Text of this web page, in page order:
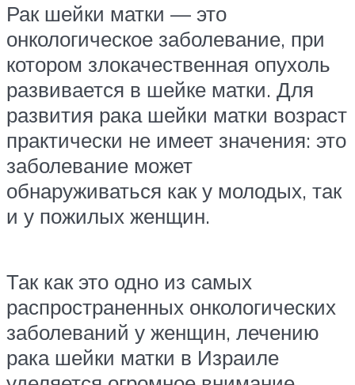
Рак шейки матки — это
онкологическое заболевание, при
котором злокачественная опухоль
развивается в шейке матки. Для
развития рака шейки матки возраст
практически не имеет значения: это
заболевание может
обнаруживаться как у молодых, так
и у пожилых женщин.
Так как это одно из самых
распространенных онкологических
заболеваний у женщин, лечению
рака шейки матки в Израиле